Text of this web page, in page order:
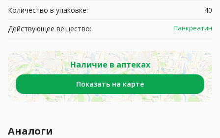
Количество в упаковке:
40
Действующее вещество:
Панкреатин
Наличие в аптеках
Показать на карте
Аналоги